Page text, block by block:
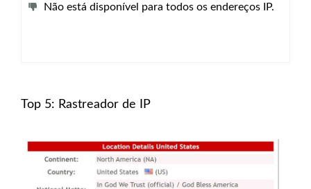
Não está disponível para todos os endereços IP.
Top 5: Rastreador de IP